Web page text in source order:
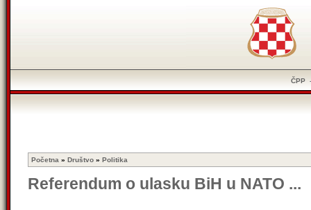
ČPP
Početna » Društvo » Politika
Referendum o ulasku BiH u NATO ...